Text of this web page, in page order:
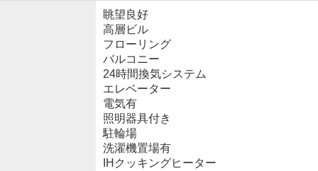
眺望良好
高層ビル
フローリング
バルコニー
24時間換気システム
エレベーター
電気有
照明器具付き
駐輪場
洗濯機置場有
IHクッキングヒーター